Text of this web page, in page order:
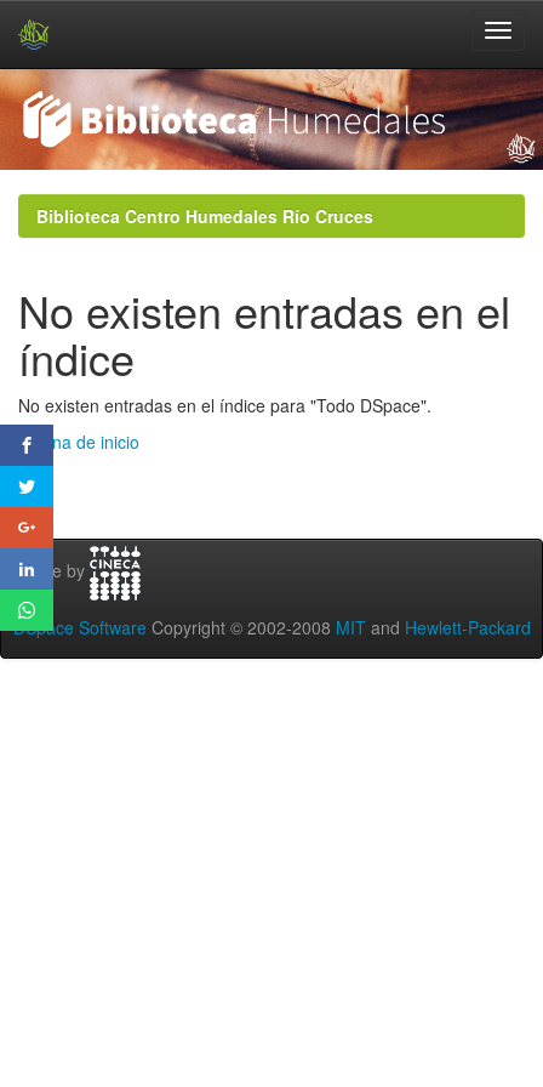
navigationBiblioteca Centro Humedales Río Cruces
No existen entradas en el
índice
No existen entradas en el índice para "Todo DSpace".
Página de inicio
Theme by
DSpace Software Copyright © 2002-2008 MIT and Hewlett-Packard